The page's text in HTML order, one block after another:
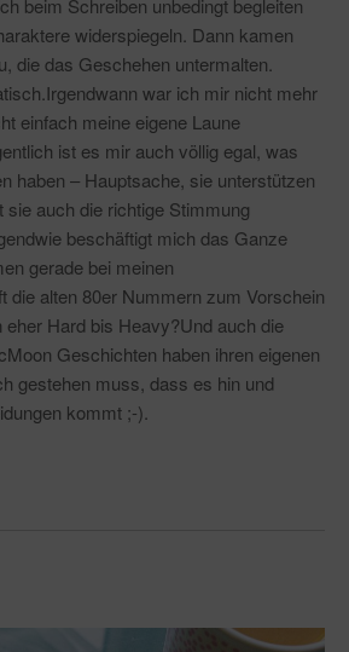
beim Schreiben unbedingt begleiten
widerspiegeln. Dann kamen
die das Geschehen untermalten.
war ich mir nicht mehr
einfach meine eigene Laune
ist es mir auch völlig egal, was
haben – Hauptsache, sie unterstützen
auch die richtige Stimmung
beschäftigt mich das Ganze
gerade bei meinen
die alten 80er Nummern zum Vorschein
eher Hard bis Heavy?Und auch die
Geschichten haben ihren eigenen
gestehen muss, dass es hin und
kommt ;-).